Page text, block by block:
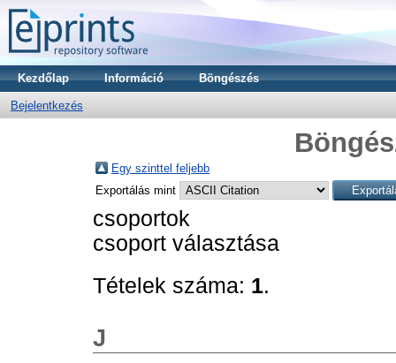
Kezdőlap Információ Böngészés
Bejelentkezés
Egy szinttel feljebb
Exportálás mint
csoportok
csoport választása
Tételek száma: 1.
J